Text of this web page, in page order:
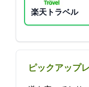
楽天トラベル
ピックアップ